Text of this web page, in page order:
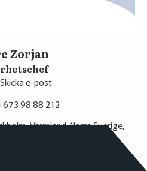
Zorjan
673 98 88 212
Värmland, Norra Sverige,
Skicka e-post